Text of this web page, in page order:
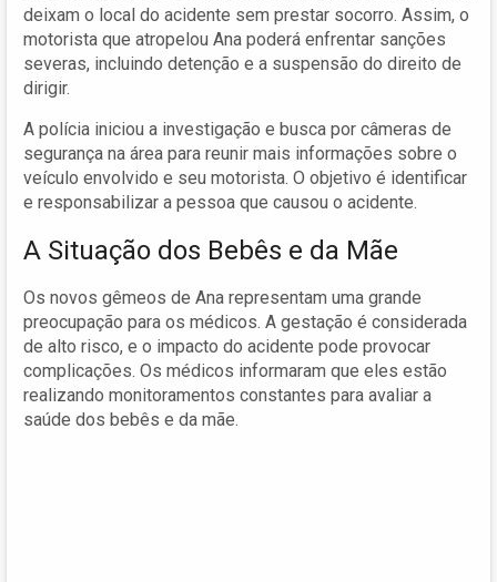
deixam o local do acidente sem prestar socorro. Assim, o
motorista que atropelou Ana poderá enfrentar sanções
severas, incluindo detenção e a suspensão do direito de
dirigir.
A polícia iniciou a investigação e busca por câmeras de
segurança na área para reunir mais informações sobre o
veículo envolvido e seu motorista. O objetivo é identificar
e responsabilizar a pessoa que causou o acidente.
A Situação dos Bebês e da Mãe
Os novos gêmeos de Ana representam uma grande
preocupação para os médicos. A gestação é considerada
de alto risco, e o impacto do acidente pode provocar
complicações. Os médicos informaram que eles estão
realizando monitoramentos constantes para avaliar a
saúde dos bebês e da mãe.